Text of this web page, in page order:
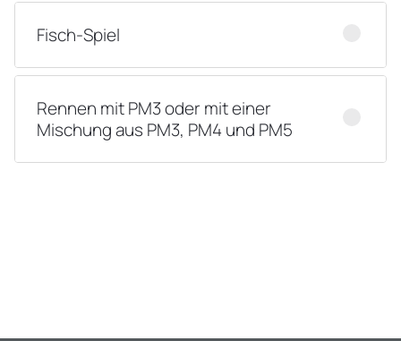
Fisch-Spiel
Rennen mit PM3 oder mit einer
Mischung aus PM3, PM4 und PM5